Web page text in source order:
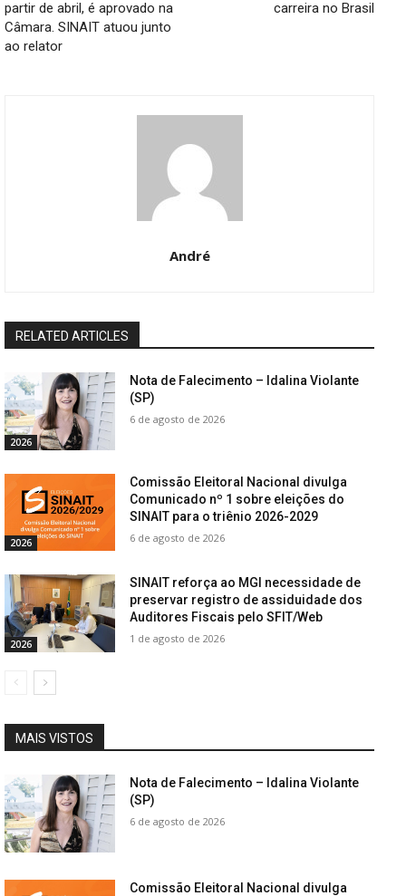
partir de abril, é aprovado na
Câmara. SINAIT atuou junto
ao relator
carreira no Brasil
André
RELATED ARTICLES
2026
Nota de Falecimento – Idalina Violante
(SP)
6 de agosto de 2026
2026
Comissão Eleitoral Nacional divulga
Comunicado nº 1 sobre eleições do
SINAIT para o triênio 2026-2029
6 de agosto de 2026
2026
SINAIT reforça ao MGI necessidade de
preservar registro de assiduidade dos
Auditores Fiscais pelo SFIT/Web
1 de agosto de 2026
MAIS VISTOS
Nota de Falecimento – Idalina Violante
(SP)
6 de agosto de 2026
Comissão Eleitoral Nacional divulga